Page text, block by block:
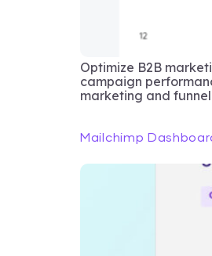
Optimize B2B
campaign
marketing and
Mailchimp